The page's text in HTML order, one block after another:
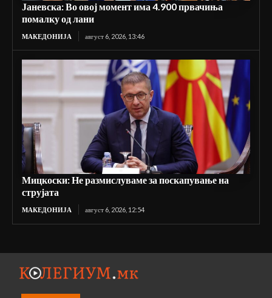
Јаневска: Во овој момент има 4.900 првачиња
помалку од лани
МАКЕДОНИЈА август 6, 2026, 13:46
Мицкоски: Не размислуваме за поскапување на
струјата
МАКЕДОНИЈА август 6, 2026, 12:54